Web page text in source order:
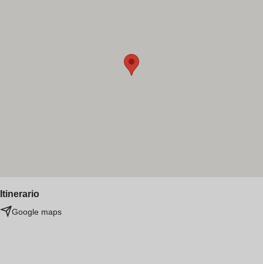
Itinerario
Google maps